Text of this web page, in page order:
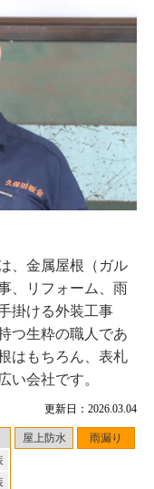
更新日：2026.03.04
屋上防水 雨漏り
、金属屋根（ガル
、リフォーム、雨
掛ける外装工事
つ生粋の職人であ
はもちろん、表札
い会社です。